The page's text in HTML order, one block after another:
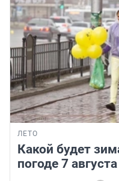
ЛЕТО
Какой будет
погоде 7